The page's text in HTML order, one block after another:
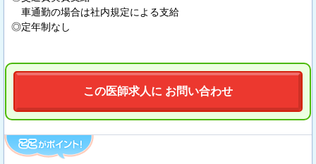
車通勤の場合は社内規定による支給
◎定年制なし
この医師求人に お問い合わせ